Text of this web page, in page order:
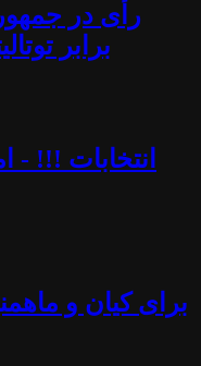
رأی در
برابر
انتخابات !!! -
برای کیان و